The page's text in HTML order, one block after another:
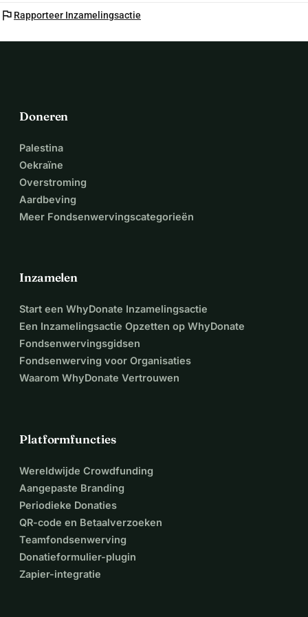
flag Rapporteer Inzamelingsactie
Doneren
Palestina
Oekraïne
Overstroming
Aardbeving
Meer Fondsenwervingscategorieën
Inzamelen
Start een WhyDonate Inzamelingsactie
Een Inzamelingsactie Opzetten op WhyDonate
Fondsenwervingsgidsen
Fondsenwerving voor Organisaties
Waarom WhyDonate Vertrouwen
Platformfuncties
Wereldwijde Crowdfunding
Aangepaste Branding
Periodieke Donaties
QR-code en Betaalverzoeken
Teamfondsenwerving
Donatieformulier-plugin
Zapier-integratie